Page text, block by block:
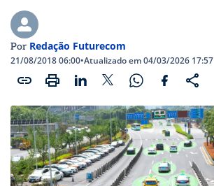
Por Redação Futurecom
21/08/2018 06:00•Atualizado em 04/03/2026 17:57